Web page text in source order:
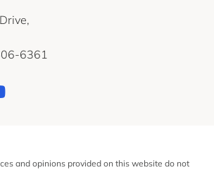
6361
and opinions provided on this website do not